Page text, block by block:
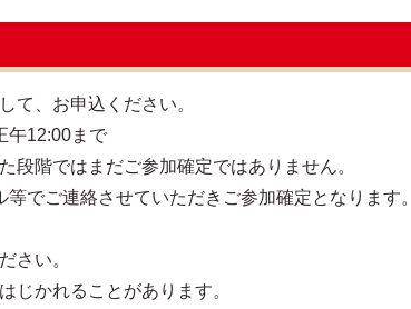
て、お申込ください。
午12:00まで
階ではまだご参加確定ではありません。
でご連絡させていただきご参加確定となります。
さい。
じかれることがあります。